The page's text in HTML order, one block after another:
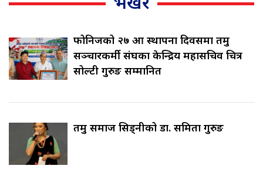
फोनिजको २७ औँ स्थापना दिवसमा तमु
सञ्चारकर्मी संघका केन्द्रिय महासचिव चित्र
सोल्टी गुरुङ सम्मानित
तमु समाज सिड्नीको डा. समिता गुरुङ